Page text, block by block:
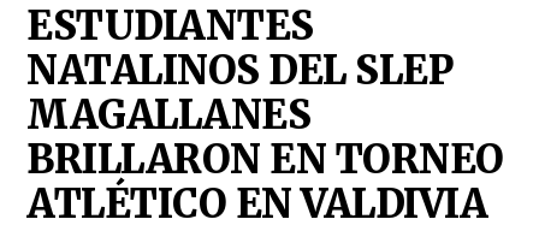
ESTUDIANTES
NATALINOS DEL SLEP
MAGALLANES
BRILLARON EN TORNEO
ATLÉTICO EN VALDIVIA